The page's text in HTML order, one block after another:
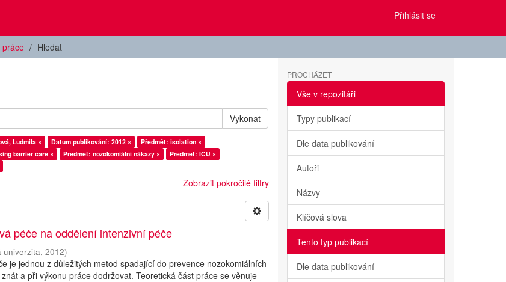
Přihlásit se
práce Hledat
Vykonat
Ludmila × Datum publikování: 2012 ×
Předmět: isolation ×
Předmět: nursing barrier care × Předmět: nozokomiální nákazy ×
Předmět: ICU ×
Zobrazit pokročilé filtry
péče na oddělení intenzivní péče
univerzita,2012)
je jednou z důležitých metod spadající do prevence nozokomiálních
a při výkonu práce dodržovat. Teoretická část práce se věnuje
PROCHÁZET
Vše v repozitáři
Typy publikací
Dle data publikování
Autoři
Názvy
Klíčová slova
Tento typ publikací
Dle data publikování